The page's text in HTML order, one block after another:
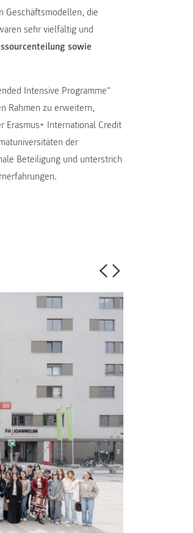
Geschäftsmodellen, die
sehr vielfältig und
sowie
Intensive Programme“
Rahmen zu erweitern,
International Credit
der
Beteiligung und unterstrich